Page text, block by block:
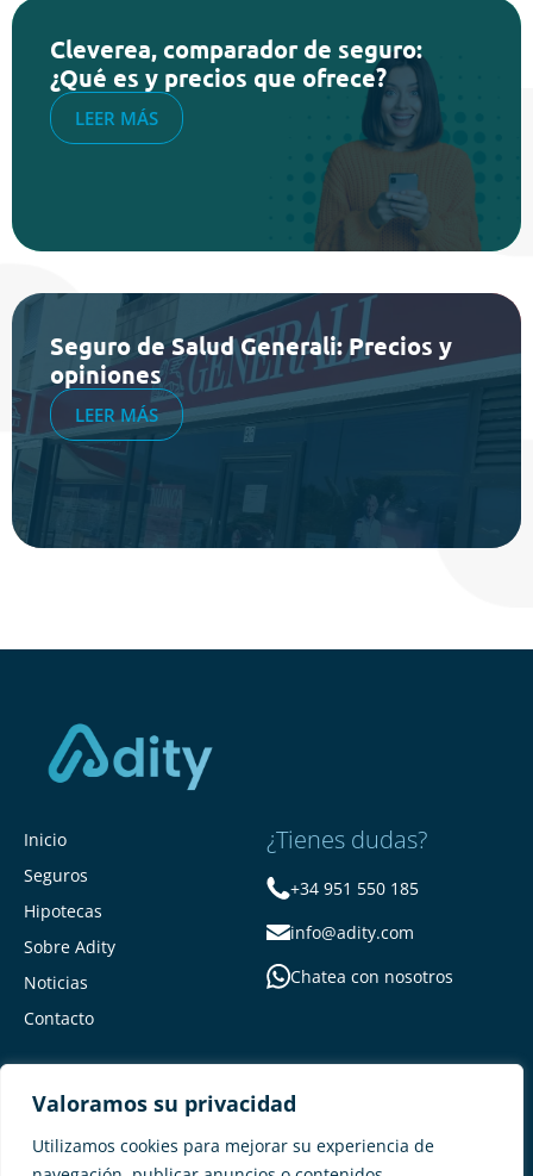
Valoramos su privacidad
Utilizamos cookies para mejorar su experiencia de
Cleverea, comparador de seguro:
¿Qué es y precios que ofrece?
LEER MÁS
Seguro de Salud Generali: Precios y
opiniones
LEER MÁS
Inicio
Seguros
Hipotecas
Sobre Adity
Noticias
Contacto
¿Tienes dudas?
+34 951 550 185
info@adity.com
Chatea con nosotros